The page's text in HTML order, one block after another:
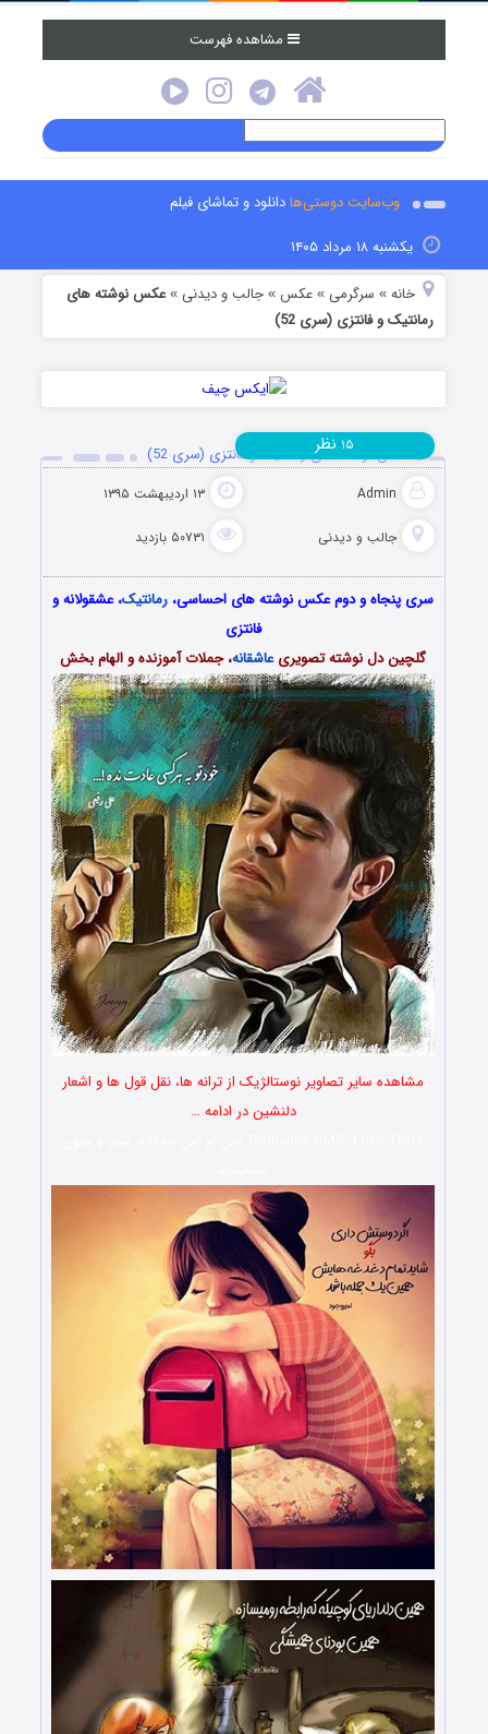
مشاهده فهرست
وب‌سایت دوستی‌هادانلود و تماشای فیلم
یکشنبه ۱۸ مرداد ۱۴۰۵
خانه » سرگرمی »عکس »جالب و دیدنی »عکس نوشته های
رمانتیک و فانتزی (سری 52)
عکس نوشته های رمانتیک و فانتزی (سری 52)
Admin ۱۳ اردیبهشت ۱۳۹۵
جالب و دیدنی ۵۰۷۳۱ بازدید
۱۵ نظر
سری پنجاه و دوم عکس نوشته های احساسی، رمانتیک، عشقولانه و
فانتزی
گلچین دل نوشته تصویریعاشقانه، جملات آموزنده و الهام بخش
مشاهده سایر تصاویر نوستالژیک از ترانه ها، نقل قول ها و اشعار
دلنشین در ادامه …